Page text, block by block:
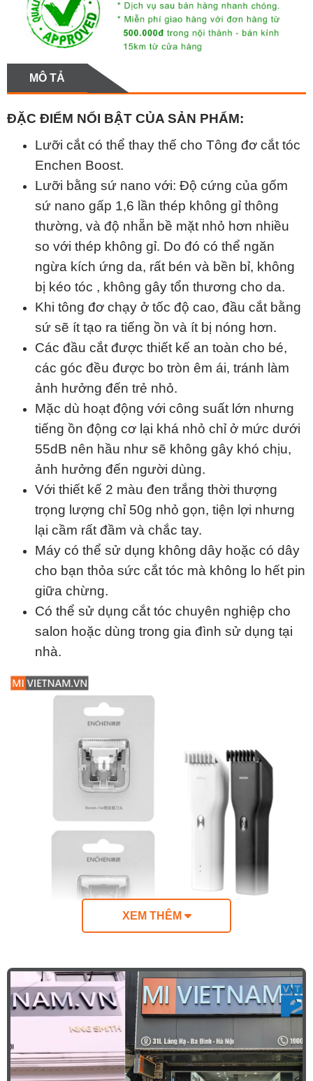
MÔ TẢ
ĐẶC ĐIỂM NỔI BẬT CỦA SẢN PHẨM:
Lưỡi cắt có thể thay thế cho Tông đơ cắt tóc
Enchen Boost.
Lưỡi bằng sứ nano với: Độ cứng của gốm
sứ nano gấp 1,6 lần thép không gỉ thông
thường, và độ nhẵn bề mặt nhỏ hơn nhiều
so với thép không gỉ. Do đó có thể ngăn
ngừa kích ứng da, rất bén và bền bỉ, không
bị kéo tóc , không gây tổn thương cho da.
Khi tông đơ chạy ở tốc độ cao, đầu cắt bằng
sứ sẽ ít tạo ra tiếng ồn và ít bị nóng hơn.
Các đầu cắt được thiết kế an toàn cho bé,
các góc đều được bo tròn êm ái, tránh làm
ảnh hưởng đến trẻ nhỏ.
Mặc dù hoạt động với công suất lớn nhưng
tiếng ồn động cơ lại khá nhỏ chỉ ở mức dưới
55dB nên hầu như sẽ không gây khó chịu,
ảnh hưởng đến người dùng.
Với thiết kế 2 màu đen trắng thời thượng
trọng lượng chỉ 50g nhỏ gọn, tiện lợi nhưng
lại cầm rất đầm và chắc tay.
Máy có thể sử dụng không dây hoặc có dây
cho bạn thỏa sức cắt tóc mà không lo hết pin
giữa chừng.
Có thể sử dụng cắt tóc chuyên nghiệp cho
salon hoặc dùng trong gia đình sử dụng tại
nhà.
XEM THÊM